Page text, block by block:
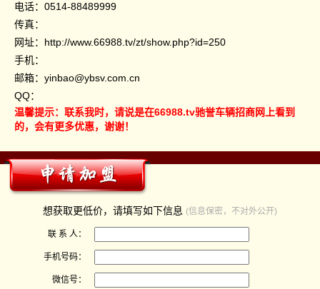
电话： 0514-88489999
传真：
网址： http://www.66988.tv/zt/show.php?id=250
手机：
邮箱：yinbao@ybsv.com.cn
QQ：
温馨提示：联系我时，请说是在66988.tv驰誉车辆招商网上看到
的，会有更多优惠，谢谢！
想获取更低价，请填写如下信息 (信息保密，不对外公开)
联 系 人：
手机号码：
微信号：